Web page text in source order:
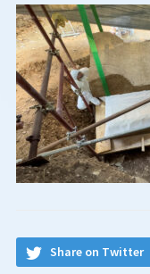
Share on Twitter